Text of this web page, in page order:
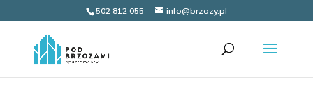
502 812 055 info@brzozy.pl